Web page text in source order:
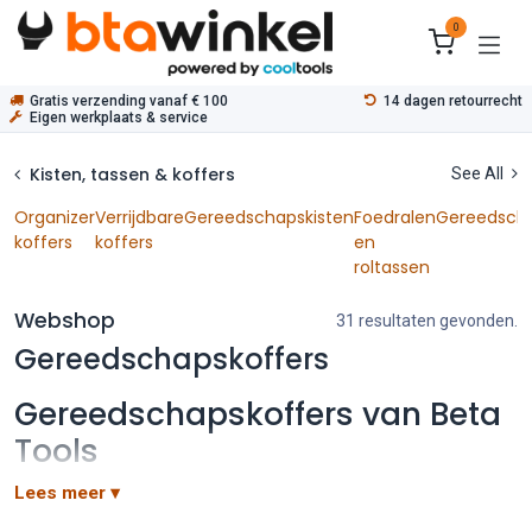
Overslaan naar inhoud
0
Gratis verzending vanaf € 100
14 dagen retourrecht
Eigen werkplaats & service
Kisten, tassen & koffers See All
Organizer
koffers
Verrijdbare
koffers
GereedschapskistenFoedralen
en
roltassen
Webshop 31 resultaten gevonden.
Gereedschapskoffers
Gereedschapskoffers van Beta
Tools
Een gereedschapskoffer neem je mee naar de klant of de
Lees meer ▾